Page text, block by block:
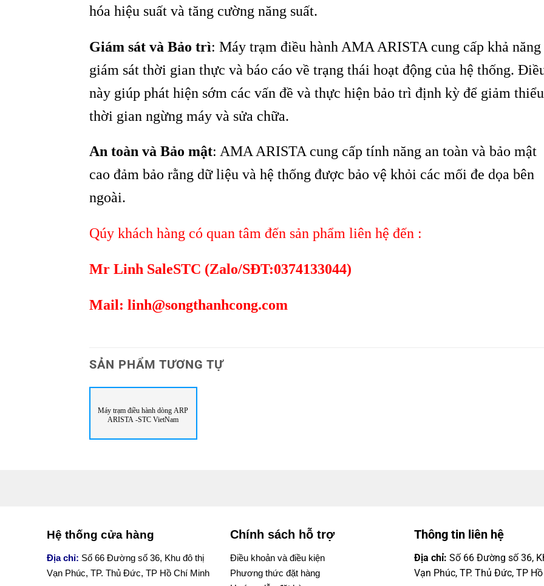
hóa hiệu suất và tăng cường năng suất.
Giám sát và Bảo trì: Máy trạm điều hành AMA ARISTA cung cấp khả năng
giám sát thời gian thực và báo cáo về trạng thái hoạt động của hệ thống.
này giúp phát hiện sớm các vấn đề và thực hiện bảo trì định kỳ để giảm thiểu
thời gian ngừng máy và sửa chữa.
An toàn và Bảo mật: AMA ARISTA cung cấp tính năng an toàn và bảo mật
cao đảm bảo rằng dữ liệu và hệ thống được bảo vệ khỏi các mối đe dọa bên
ngoài.
Qúy khách hàng có quan tâm đến sản phẩm liên hệ đến :
Mr Linh SaleSTC (Zalo/SĐT:0374133044)
Mail: linh@songthanhcong.com
SẢN PHẨM TƯƠNG TỰ
Máy trạm điều hành dòng ARP
ARISTA -STC VietNam
Hệ thống cửa hàng
Địa chỉ: Số 66 Đường số 36, Khu đô thị
Vạn Phúc, TP. Thủ Đức, TP Hồ Chí Minh
Chính sách hỗ trợ
Điều khoản và điều kiện
Phương thức đặt hàng
Thông tin liên hệ
Địa chỉ: Số 66 Đường số 36,
Vạn Phúc, TP. Thủ Đức, TP